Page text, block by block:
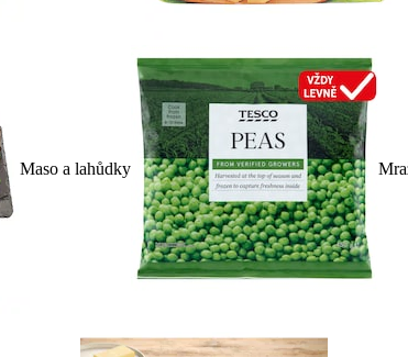
Maso a lahůdky